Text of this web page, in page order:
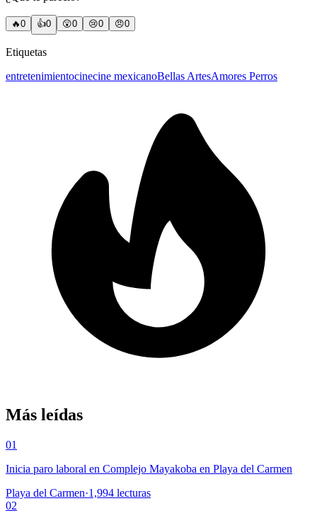
🔥0 👍0 😲0 😢0 😠0
Etiquetas
entretenimientocinecine mexicanoBellas ArtesAmores Perros
Más leídas
01
Inicia paro laboral en Complejo Mayakoba en Playa del Carmen
Playa del Carmen·1,994 lecturas
02